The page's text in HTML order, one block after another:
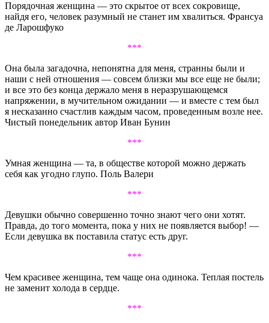
Порядочная женщина — это скрытое от всех сокровище,
найдя его, человек разумный не станет им хвалиться. Франсуа
де Ларошфуко
***
Она была загадочна, непонятна для меня, странны были и
наши с ней отношения — совсем близки мы все еще не были;
и все это без конца держало меня в неразрушающемся
напряжении, в мучительном ожидании — и вместе с тем был
я несказанно счастлив каждым часом, проведенным возле нее.
Чистый понедельник автор Иван Бунин
***
Умная женщина — та, в обществе которой можно держать
себя как угодно глупо. Поль Валери
***
Девушки обычно совершенно точно знают чего они хотят.
Правда, до того момента, пока у них не появляется выбор! —
Если девушка вк поставила статус есть друг.
***
Чем красивее женщина, тем чаще она одинока. Теплая постель
не заменит холода в сердце.
***